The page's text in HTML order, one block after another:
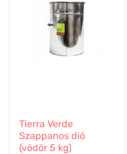
Tierra Verde
Szappanos dió
(vödör 5 kg)